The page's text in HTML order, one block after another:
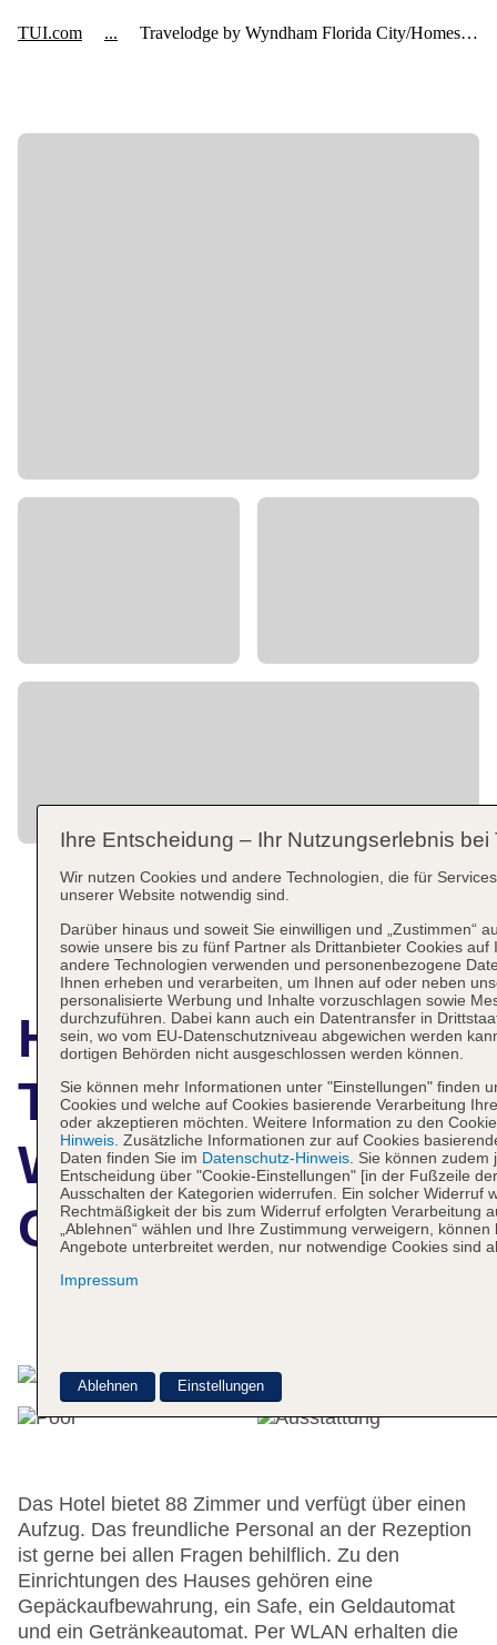
Travelodge by
Wyndham Florida
City/Homestead/
Das Hotel bietet 88 Zimmer und verfügt über einen
Aufzug. Das freundliche Personal an der Rezeption
ist gerne bei allen Fragen behilflich. Zu den
Einrichtungen des Hauses gehören eine
Gepäckaufbewahrung, ein Safe, ein Geldautomat
und ein Getränkeautomat. Per WLAN erhalten die
Ihre Entscheidung – Ihr Nutzungserlebnis bei
Wir nutzen Cookies und andere Technologien, die für
unserer Website notwendig sind.
Darüber hinaus und soweit Sie einwilligen und „Zustimmen“
sowie unsere bis zu fünf Partner als Drittanbieter Cookies auf
andere Technologien verwenden und personenbezogene
Ihnen erheben und verarbeiten, um Ihnen auf oder neben
personalisierte Werbung und Inhalte vorzuschlagen sowie
durchzuführen. Dabei kann auch ein Datentransfer in
sein, wo vom EU-Datenschutzniveau abgewichen werden
dortigen Behörden nicht ausgeschlossen werden können.
Sie können mehr Informationen unter "Einstellungen" finden
Cookies und welche auf Cookies basierende Verarbeitung
oder akzeptieren möchten. Weitere Information zu den
Hinweis. Zusätzliche Informationen zur auf Cookies
Daten finden Sie im Datenschutz-Hinweis. Sie können zudem
Entscheidung über "Cookie-Einstellungen" [in der Fußzeile
Ausschalten der Kategorien widerrufen. Ein solcher Widerruf
Rechtmäßigkeit der bis zum Widerruf erfolgten Verarbeitung
„Ablehnen“ wählen und Ihre Zustimmung verweigern,
Angebote unterbreitet werden, nur notwendige Cookies sind
Impressum
Ablehnen Einstellungen